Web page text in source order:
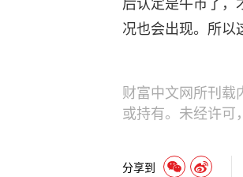
后认定是牛市了，
况也会出现。所以
财富中文网所刊载
或持有。未经许可
分享到